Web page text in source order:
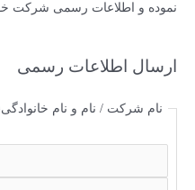
نموده و اطلاعات رسمی شرکت
ارسال اطلاعات رسمی
نام شرکت / نام و نام خانوادگی